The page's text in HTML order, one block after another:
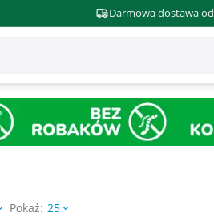
Darmowa dostawa od
Pokaż: 25